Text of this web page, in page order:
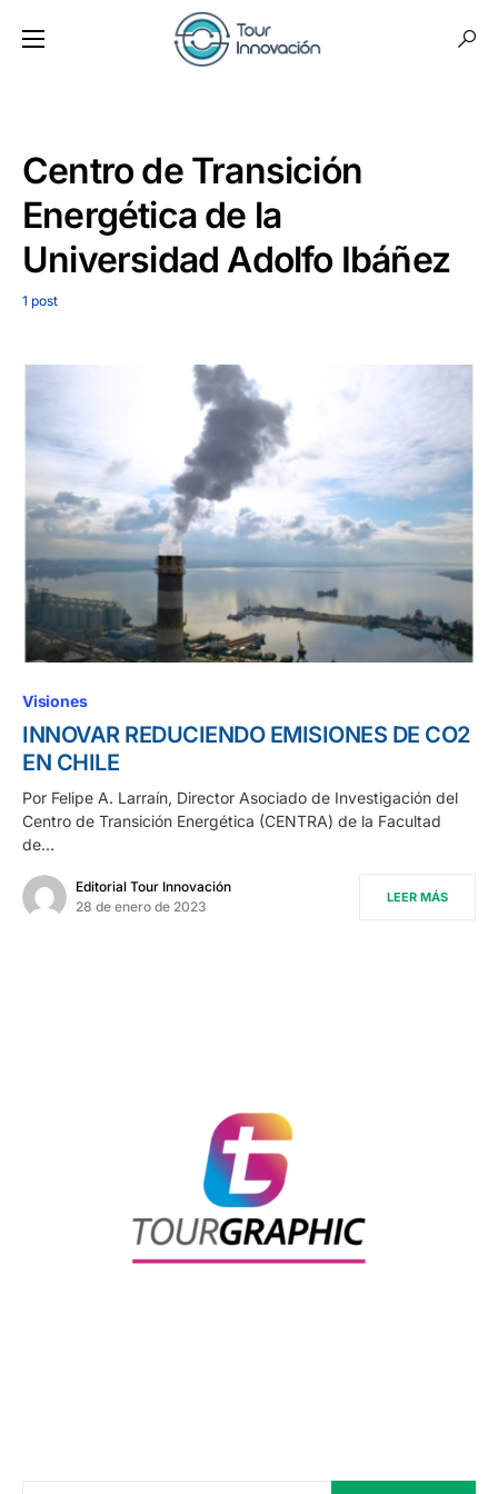
Centro de Transición
Energética de la
Universidad Adolfo Ibáñez
1 post
Visiones
INNOVAR REDUCIENDO EMISIONES DE CO2
EN CHILE
Por Felipe A. Larraín, Director Asociado de Investigación del
Centro de Transición Energética (CENTRA) de la Facultad
de…
Editorial Tour Innovación
28 de enero de 2023
LEER MÁS